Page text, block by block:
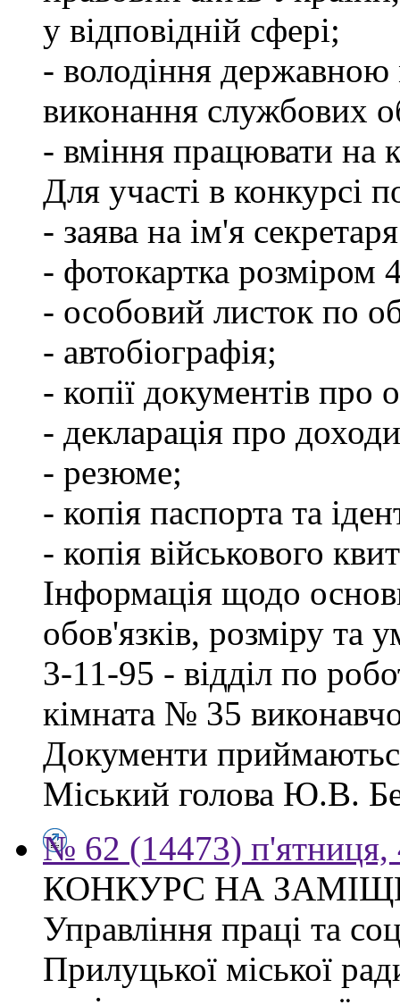
у відповідній сфері;
- володіння державною
виконання службових
- вміння працювати на
Для участі в конкурсі
- заява на ім'я
- фотокартка розміром
- особовий листок по
- автобіографія;
- копії документів про
- декларація про
- резюме;
- копія паспорта та
- копія військового
Інформація щодо
обов'язків, розміру та
3-11-95 - відділ по
кімната № 35
Документи
Міський голова Ю.В.
№ 62 (14473) п'ятниця,
КОНКУРС НА
Управління праці та
Прилуцької міської